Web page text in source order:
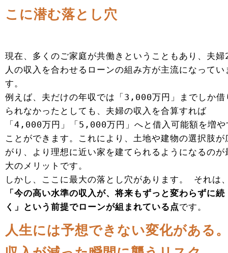
こに潜む落とし穴
現在、多くのご家庭が共働きということもあり、夫婦
人の収入を合わせるローンの組み方が主流になってい
す。
例えば、夫だけの年収では「3,000万円」までしか借
られなかったとしても、夫婦の収入を合算すれば
「4,000万円」「5,000万円」へと借入可能額を増や
ことができます。これにより、土地や建物の選択肢が
がり、より理想に近い家を建てられるようになるのが
大のメリットです。
しかし、ここに最大の落とし穴があります。 それは
「今の高い水準の収入が、将来もずっと変わらずに続
く」という前提でローンが組まれている点です。
人生には予想できない変化がある